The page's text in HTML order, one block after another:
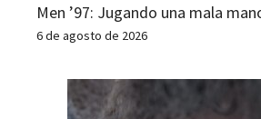
Men ’97: Jugando una mala
6 de agosto de 2026